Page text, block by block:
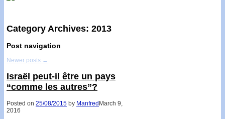
Category Archives: 2013
Post navigation
Newer posts →
Israël peut-il être un pays
“comme les autres”?
Posted on 25/08/2015 by ManfredMarch 9,
2016